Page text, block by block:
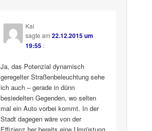
Kai
sagte am22.12.2015 um
19:55 :
Ja, das Potenzial dynamisch
geregelter Straßenbeleuchtung sehe
ich auch – gerade in dünn
besiedelten Gegenden, wo selten
mal ein Auto vorbei kommt. In der
Stadt dagegen wäre von der